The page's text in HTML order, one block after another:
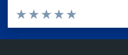
Valuta da 1 a 5 stelle la pagina
Valuta 5 stelle su 5
Valuta 4 stelle su 5
Valuta 3 stelle su 5
Valuta 2 stelle su 5
Valuta 1 stelle su 5